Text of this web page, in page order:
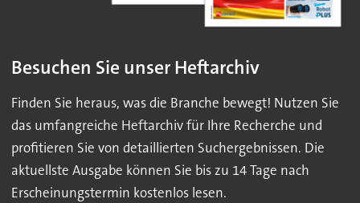
Besuchen Sie unser Heftarchiv
Finden Sie heraus, was die Branche bewegt! Nutzen Sie
das umfangreiche Heftarchiv für Ihre Recherche und
profitieren Sie von detaillierten Suchergebnissen. Die
aktuellste Ausgabe können Sie bis zu 14 Tage nach
Erscheinungstermin kostenlos lesen.